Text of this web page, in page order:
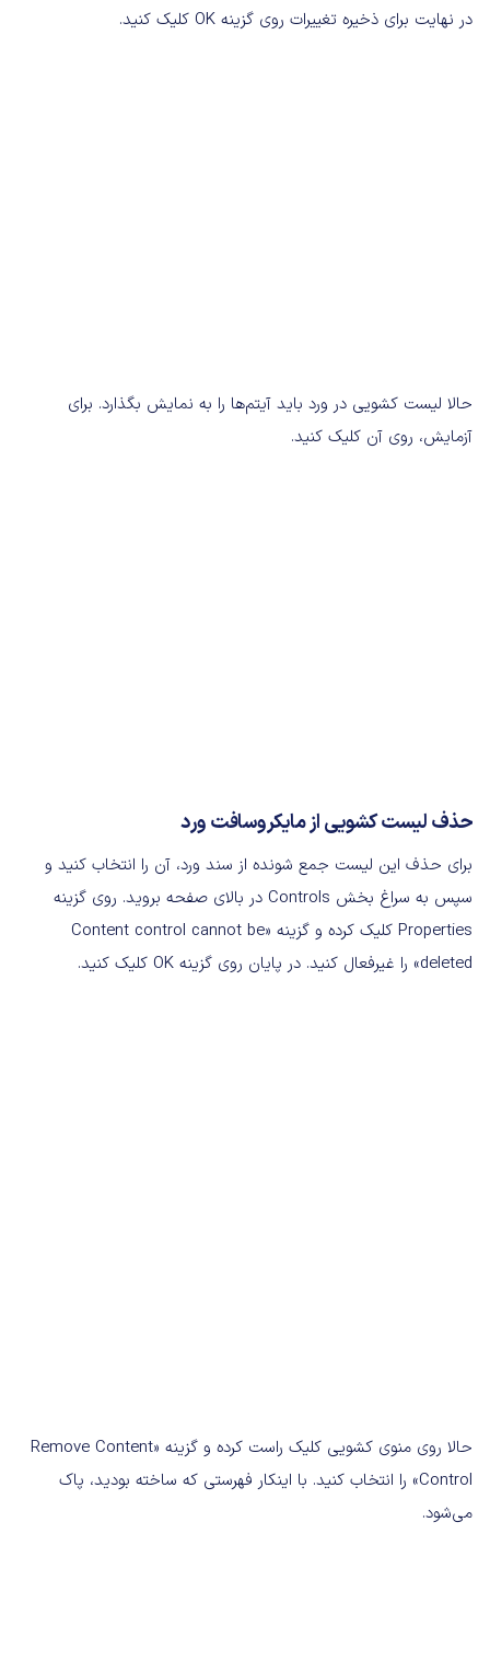
در نهایت برای ذخیره تغییرات روی گزینه OK کلیک کنید.
حالا لیست کشویی در ورد باید آیتم‌ها را به نمایش بگذارد. برای
آزمایش، روی آن کلیک کنید.
حذف لیست کشویی از مایکروسافت ورد
برای حذف این لیست جمع شونده از سند ورد، آن را انتخاب کنید و
سپس به سراغ بخش Controls در بالای صفحه بروید. روی گزینه
Properties کلیک کرده و گزینه «Content control cannot be
deleted» را غیرفعال کنید. در پایان روی گزینه OK کلیک کنید.
حالا روی منوی کشویی کلیک راست کرده و گزینه «Remove Content
Control» را انتخاب کنید. با اینکار فهرستی که ساخته بودید، پاک
می‌شود.